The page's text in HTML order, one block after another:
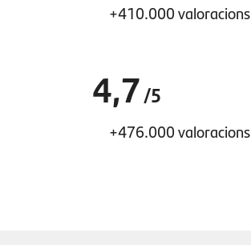
+410.000 valoracions
4,7/5
+476.000 valoracions